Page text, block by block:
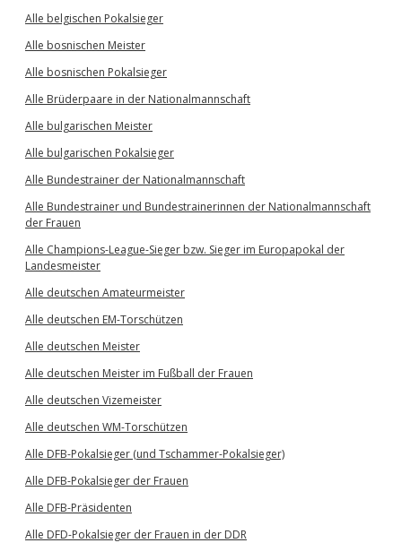
Alle belgischen Pokalsieger
Alle bosnischen Meister
Alle bosnischen Pokalsieger
Alle Brüderpaare in der Nationalmannschaft
Alle bulgarischen Meister
Alle bulgarischen Pokalsieger
Alle Bundestrainer der Nationalmannschaft
Alle Bundestrainer und Bundestrainerinnen der Nationalmannschaft
der Frauen
Alle Champions-League-Sieger bzw. Sieger im Europapokal der
Landesmeister
Alle deutschen Amateurmeister
Alle deutschen EM-Torschützen
Alle deutschen Meister
Alle deutschen Meister im Fußball der Frauen
Alle deutschen Vizemeister
Alle deutschen WM-Torschützen
Alle DFB-Pokalsieger (und Tschammer-Pokalsieger)
Alle DFB-Pokalsieger der Frauen
Alle DFB-Präsidenten
Alle DFD-Pokalsieger der Frauen in der DDR